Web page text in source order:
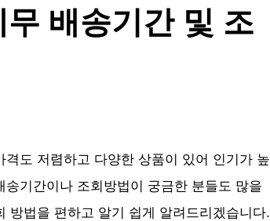
배송기간 및 조
도 저렴하고 다양한 상품이 있어 인기가 높
기간이나 조회방법이 궁금한 분들도 많을
방법을 편하고 알기 쉽게 알려드리겠습니다.